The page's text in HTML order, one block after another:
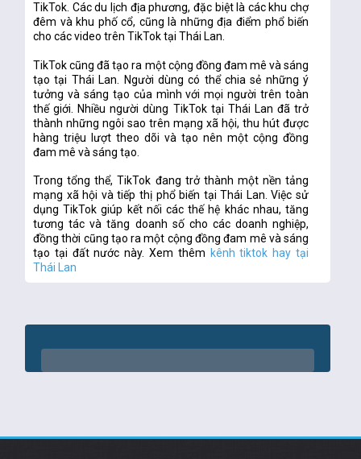
TikTok. Các du lịch địa phương, đặc biệt là các khu chợ
đêm và khu phố cổ, cũng là những địa điểm phổ biến
cho các video trên TikTok tại Thái Lan
TikTok cũng đã tạo ra một cộng đồng đam mê và sáng
tạo tại Thái Lan. Người dùng có thể chia sẻ những ý
tưởng và sáng tạo của mình với mọi người trên toàn
thế giới. Nhiều người dùng TikTok tại Thái Lan đã trở
thành những ngôi sao trên mạng xã hội, thu hút được
hàng triệu lượt theo dõi và tạo nên một cộng đồng
đam mê và sáng tạo.
Trong tổng thể, TikTok đang trở thành một nền tảng
mạng xã hội và tiếp thị phổ biến tại Thái Lan. Việc sử
dụng TikTok giúp kết nối các thế hệ khác nhau, tăng
tương tác và tăng doanh số cho các doanh nghiệp,
đồng thời cũng tạo ra một cộng đồng đam mê và sáng
tạo tại đất nước này. Xem thêm kênh tiktok hay tại
Thái Lan